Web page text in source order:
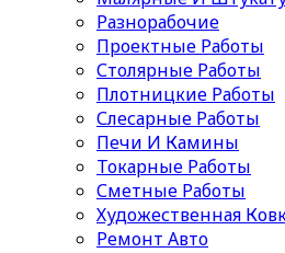
Разнорабочие
Проектные Работы
Столярные Работы
Плотницкие Работы
Слесарные Работы
Печи И Камины
Токарные Работы
Сметные Работы
Художественная
Ремонт Авто